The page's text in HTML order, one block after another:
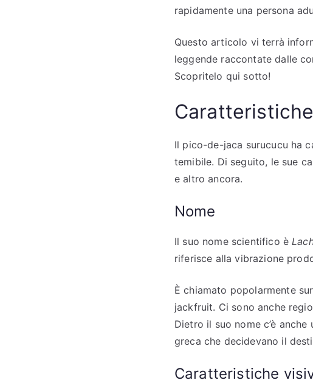
rapidamente una persona
Questo articolo vi terrà
leggende raccontate dalle
Scopritelo qui sotto!
Il pico-de-jaca surucucu ha
temibile. Di seguito, le sue
e altro ancora.
Nome
Il suo nome scientifico è
riferisce alla vibrazione
È chiamato popolarmente
jackfruit. Ci sono anche
Dietro il suo nome c’è
greca che decidevano il
Caratteristiche